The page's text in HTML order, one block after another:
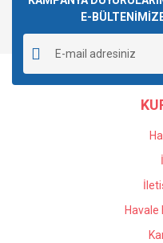
Ürün resmi kalitesiz,
Ürün açıklamasında
Ürün bilgilerinde hatalar
Ürün fiyatı diğer
E-
Havale